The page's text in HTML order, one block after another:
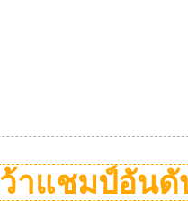
าแชมป์อันดั